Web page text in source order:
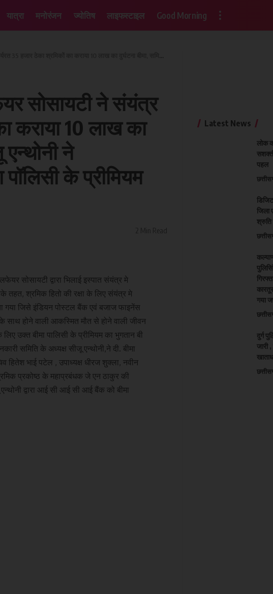
यात्रा मनोरंजन ज्योतिष लाइफस्टाइल Good Morning
सोसायटी ने संयंत्र
कराया 10 लाख का
ने
के प्रीमियम
सोसायटी द्वारा भिलाई इस्पात संयंत्र मे
तहत, श्रमिक हितो की रक्षा के लिए संयंत्र मे
गया जिसे इंडियन पोस्टल बैंक एवं बजाज फाइनेंस
साथ होने वाली आकस्मित मौत से होने वाली जीवन
उक्त बीमा पालिसी के प्रीमियम का भुगतान बी
समिति के अध्यक्ष सीजू एन्थोनी,ने दी. बीमा
हितेश भाई पटेल , उपाध्यक्ष धीरज शुक्ला, नवीन
प्रकोष्ठ के महाप्रबंधक जे एन ठाकुर की
द्वारा आई सी आई सी आई बैंक को बीमा
Latest News
लोक
पहल
जिला
श्रुति
गया
दुर्ग
जारी